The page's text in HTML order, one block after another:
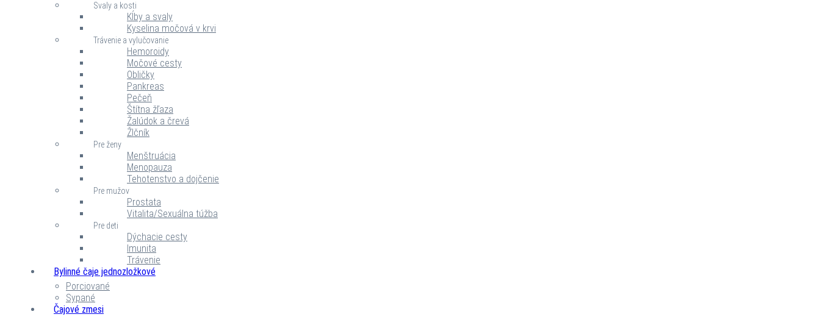
Svaly a kosti
Kĺby a svaly
Kyselina močová v krvi
Trávenie a vylučovanie
Hemoroidy
Močové cesty
Obličky
Pankreas
Pečeň
Štítna žľaza
Žalúdok a črevá
Žlčník
Pre ženy
Menštruácia
Menopauza
Tehotenstvo a dojčenie
Pre mužov
Prostata
Vitalita/Sexuálna túžba
Pre deti
Dýchacie cesty
Imunita
Trávenie
Bylinné čaje jednozložkové
Porciované
Sypané
Čajové zmesi